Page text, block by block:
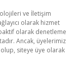
ve İletişim
olarak hizmet
olarak denetleme
Ancak, üyelerimiz
siteye üye olarak